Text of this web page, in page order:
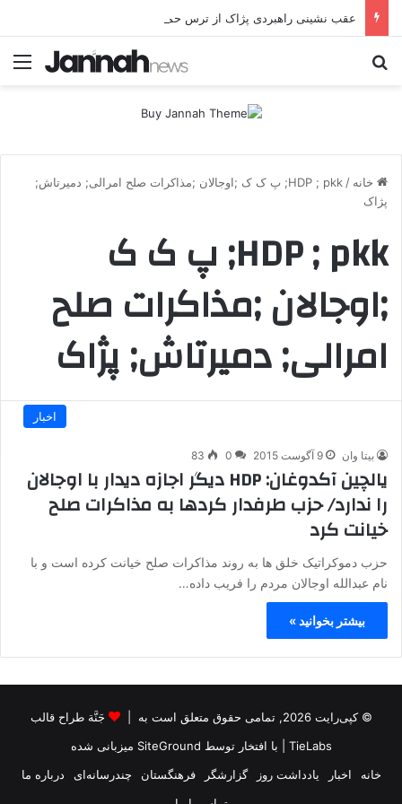
عقب نشینی راهبردی پژاک از ترس حملات پهپادی موشکی ایران
خانه /
HDP ; pkk; پ ک ک ;اوجالان ;مذاکرات صلح امرالی; دمیرتاش;
پژاک
HDP ; pkk; پ ک ک
;اوجالان ;مذاکرات صلح
امرالی; دمیرتاش; پژاک
اخبار
بیتا وان 9 آگوست 2015 0
83
یالچین آکدوغان: HDP دیگر اجازه دیدار با اوجالان
را ندارد/ حزب طرفدار کردها به مذاکرات صلح
خیانت کرد
حزب دموکراتیک خلق ها به روند مذاکرات صلح خیانت کرده است و با
نام عبدالله اوجالان مردم را فریب داده…
بیشتر بخوانید »
© کپی‌رایت 2026, تمامی حقوق متعلق است به |
جَنَّة طراح قالب
TieLabs | با افتخار توسط SiteGround میزبانی شده
خانه
اخبار یادداشت روز گزارشگر فرهنگستان چندرسانه‌ای
درباره ما